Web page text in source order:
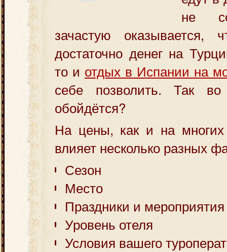
не
зачастую
достаточно денег на
то и отдых в Испании на
себе позволить. Так
обойдётся?
На цены, как и на многих
влияет несколько разных
Сезон
Место
Праздники и мероприятия
Уровень отеля
Условия вашего